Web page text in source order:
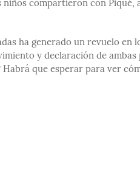
compartieron con Piqué,
ha generado un revuelo en
y declaración de ambas
que esperar para ver